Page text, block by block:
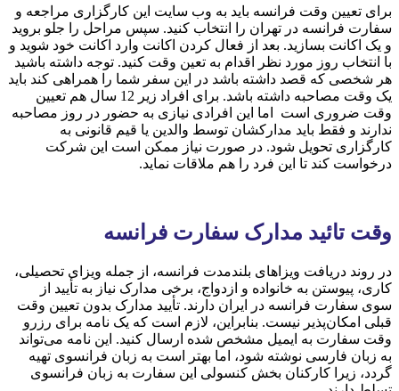
برای تعیین وقت فرانسه باید به وب سایت این کارگزاری مراجعه و
سفارت فرانسه در تهران را انتخاب کنید. سپس مراحل را جلو بروید
و یک اکانت بسازید. بعد از فعال کردن اکانت وارد اکانت خود شوید و
با انتخاب روز مورد نظر اقدام به تعین وقت کنید. توجه داشته باشید
هر شخصی که قصد داشته باشد در این سفر شما را همراهی کند باید
یک وقت مصاحبه داشته باشد. برای افراد زیر 12 سال هم تعیین
وقت ضروری است اما این افرادی نیازی به حضور در روز مصاحبه
ندارند و فقط باید مدارکشان توسط والدین یا قیم قانونی به
کارگزاری تحویل شود. در صورت نیاز ممکن است این شرکت
درخواست کند تا این فرد را هم ملاقات نماید.
وقت تائید مدارک سفارت فرانسه
در روند دریافت ویزاهای بلندمدت فرانسه، از جمله ویزای تحصیلی،
کاری، پیوستن به خانواده و ازدواج، برخی مدارک نیاز به تأیید از
سوی سفارت فرانسه در ایران دارند. تأیید مدارک بدون تعیین وقت
قبلی امکان‌پذیر نیست. بنابراین، لازم است که یک نامه برای رزرو
وقت سفارت به ایمیل مشخص شده ارسال کنید. این نامه می‌تواند
به زبان فارسی نوشته شود، اما بهتر است به زبان فرانسوی تهیه
گردد، زیرا کارکنان بخش کنسولی این سفارت به زبان فرانسوی